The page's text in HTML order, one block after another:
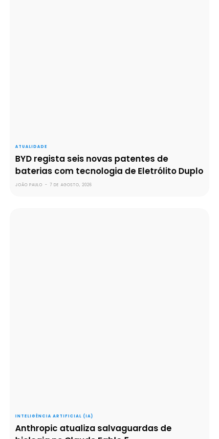
ATUALIDADE
BYD regista seis novas patentes de
baterias com tecnologia de Eletrólito Duplo
JOÃO PAULO - 7 DE AGOSTO, 2026
INTELIGÊNCIA ARTIFICIAL (IA)
Anthropic atualiza salvaguardas de